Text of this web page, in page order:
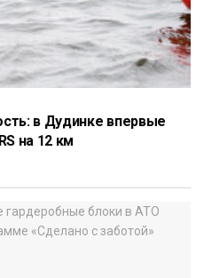
в Дудинке впервые
на 12 км